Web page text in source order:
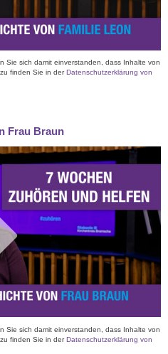
Sie sich damit einverstanden, dass Inhalte von
finden Sie in derDatenschutzerklärung von
Frau Braun
Sie sich damit einverstanden, dass Inhalte von
finden Sie in derDatenschutzerklärung von